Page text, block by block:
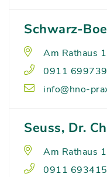
Schwarz-
Am Rathaus
0911 699739
info@hno-
Seuss, Dr.
Am Rathaus
0911 693415